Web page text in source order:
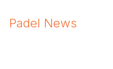
Padel News